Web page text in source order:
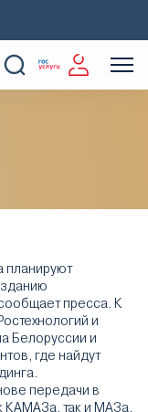
планируют
пресса. К
и
Белоруссии и
где найдут
передачи в
КАМАЗа, так и МАЗа,